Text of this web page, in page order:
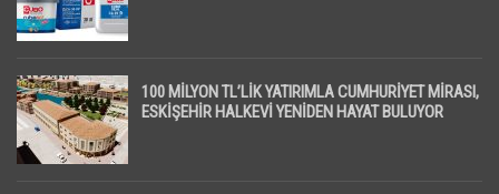
100 MİLYON TL’LİK YATIRIMLA CUMHURİYET MİRASI,
ESKİŞEHİR HALKEVİ YENİDEN HAYAT BULUYOR